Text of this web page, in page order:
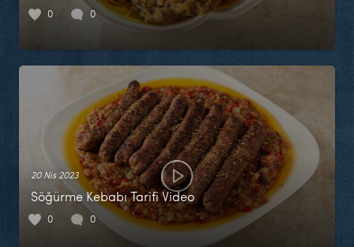
0 0
20 Nis 2023
Söğürme Kebabı Tarifi Video
0 0